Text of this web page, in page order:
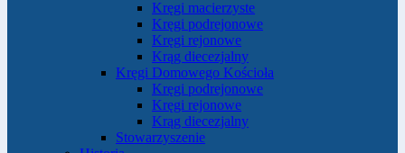
Kręgi macierzyste
Kręgi podrejonowe
Kręgi rejonowe
Krąg diecezjalny
Kręgi Domowego Kościoła
Kręgi podrejonowe
Kręgi rejonowe
Krąg diecezjalny
Stowarzyszenie